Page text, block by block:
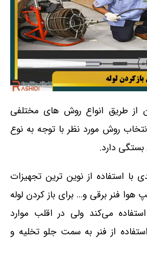
از طریق انواع روش های مختلفی
روش مورد نظر با توجه به نوع
بستگی دارد.
استفاده از نوین ترین تجهیزات
هوا فنر برقی و… برای باز کردن لوله
می‌کند ولی در اقلب موارد
از فنر به سمت جلو تخلیه و